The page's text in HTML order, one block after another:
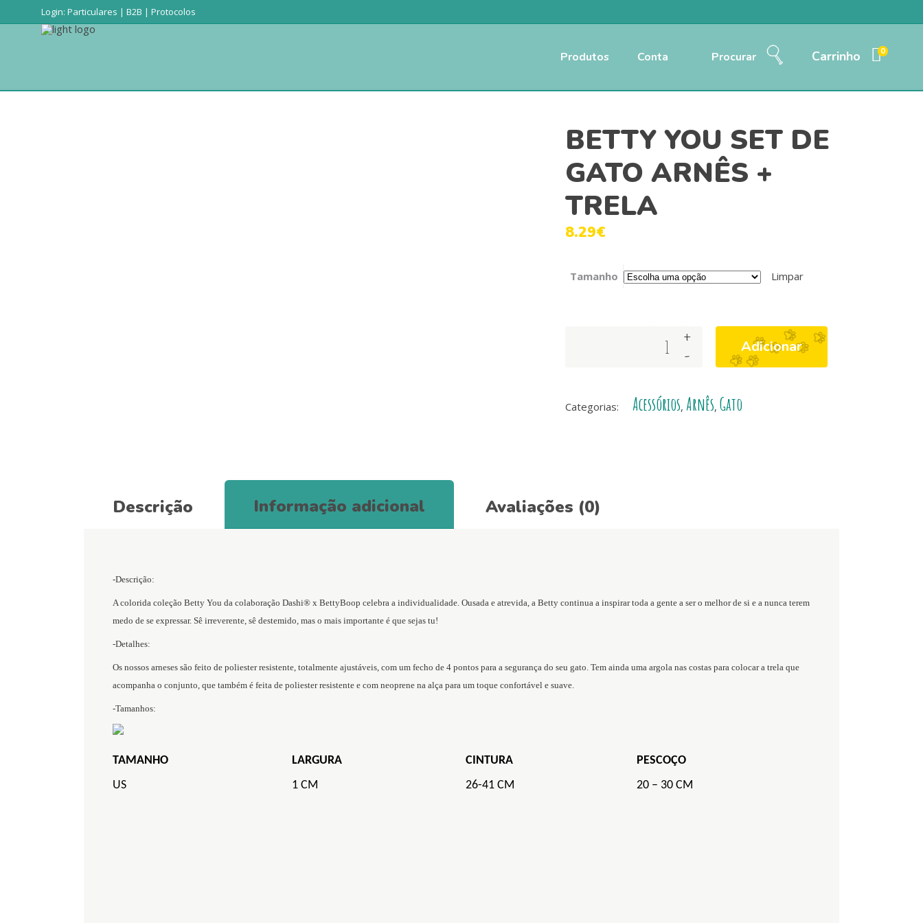
Login: Particulares | B2B | Protocolos
Produtos Conta Procurar Carrinho 0
BETTY YOU SET DE
GATO ARNÊS +
TRELA
8.29€
Tamanho Limpar
GATO
-
+ Adicionar
Categorias: Acessórios, Arnês, Gato
Descrição Informação adicional Avaliações (0)
-Descrição:
A colorida coleção Betty You da colaboração Dashi® x BettyBoop celebra a individualidade. Ousada e atrevida, a Betty continua a inspirar toda a gente a ser o melhor de si e a nunca terem
medo de se expressar. Sê irreverente, sê destemido, mas o mais importante é que sejas tu!
-Detalhes:
Os nossos arneses são feito de poliester resistente, totalmente ajustáveis, com um fecho de 4 pontos para a segurança do seu gato. Tem ainda uma argola nas costas para colocar a trela que
acompanha o conjunto, que também é feita de poliester resistente e com neoprene na alça para um toque confortável e suave.
-Tamanhos:
TAMANHO LARGURA CINTURA
PESCOÇO
US
1 CM 26-41 CM 20 – 30 CM